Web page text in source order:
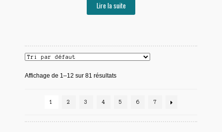
Lire la suite
Affichage de 1–12 sur 81 résultats
1 2 3 4 5 6 7